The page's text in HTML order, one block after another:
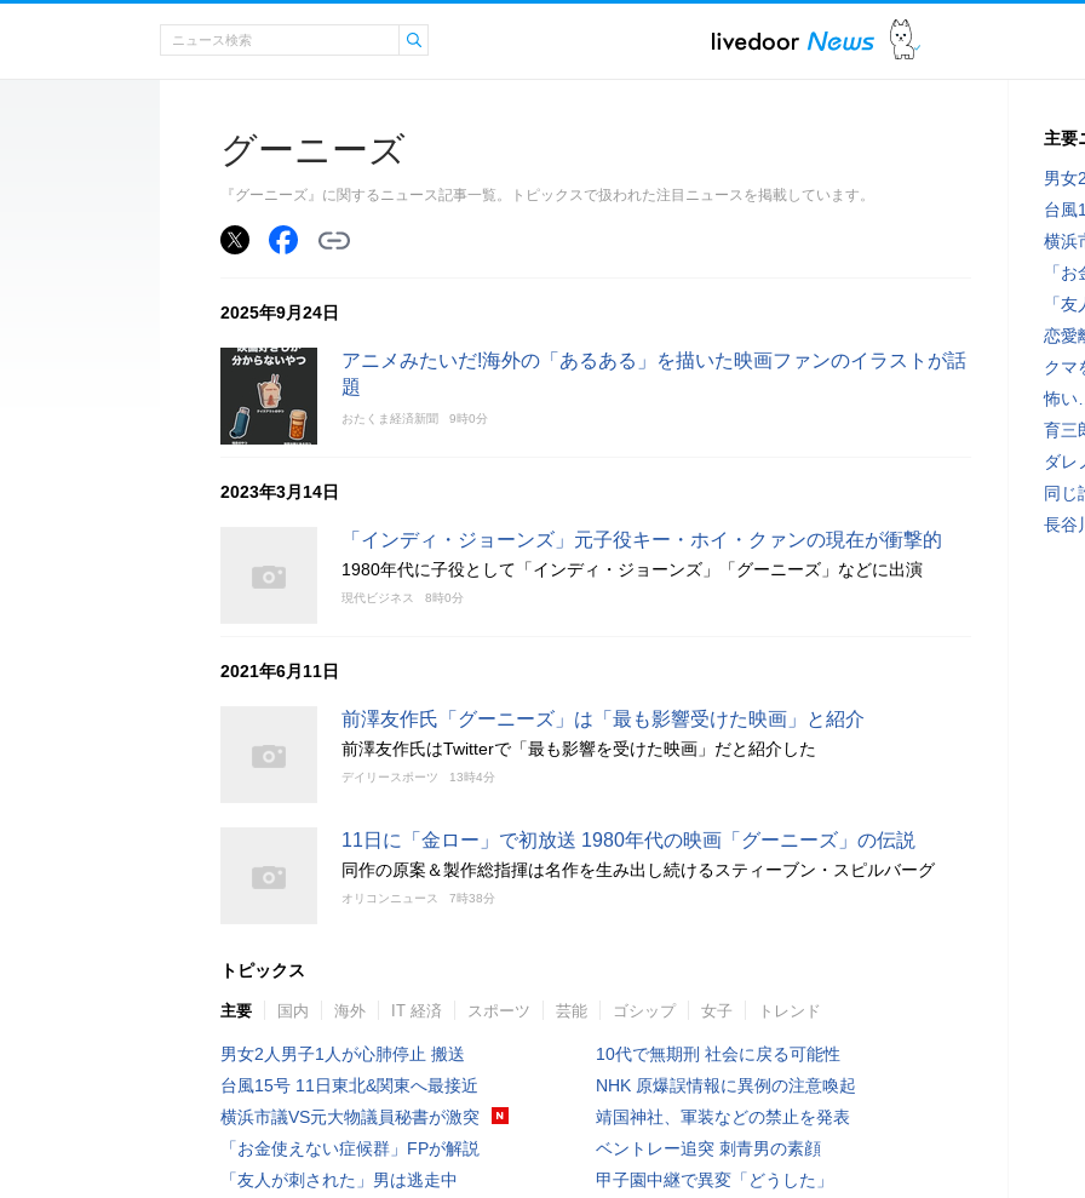
グーニーズ
『グーニーズ』に関するニュース記事一覧。トピックスで扱われた注目ニュースを掲載しています。
2025年9月24日
アニメみたいだ!海外の「あるある」を描いた映画ファンのイラストが話
題
おたくま経済新聞 9時0分
2023年3月14日
「インディ・ジョーンズ」元子役キー・ホイ・クァンの現在が衝撃的
1980年代に子役として「インディ・ジョーンズ」「グーニーズ」などに出演
現代ビジネス 8時0分
2021年6月11日
前澤友作氏「グーニーズ」は「最も影響受けた映画」と紹介
前澤友作氏はTwitterで「最も影響を受けた映画」だと紹介した
デイリースポーツ 13時4分
11日に「金ロー」で初放送 1980年代の映画「グーニーズ」の伝説
同作の原案＆製作総指揮は名作を生み出し続けるスティーブン・スピルバーグ
オリコンニュース 7時38分
トピックス
主要 国内 海外 IT 経済 スポーツ 芸能 ゴシップ 女子 トレンド
男女2人男子1人が心肺停止 搬送
台風15号 11日東北&関東へ最接近
横浜市議VS元大物議員秘書が激突
「お金使えない症候群」FPが解説
「友人が刺された」男は逃走中
10代で無期刑 社会に戻る可能性
NHK 原爆誤情報に異例の注意喚起
靖国神社、軍装などの禁止を発表
ベントレー追突 刺青男の素顔
甲子園中継で異変「どうした」
主要
男女
台風
横浜
「
「
恋愛
クマ
怖い
育三
ダレ
同じ
長谷